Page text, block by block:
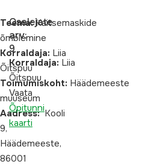
Teema:Kaitsemaskide
õmblemine
Korraldaja: Liia
Õitspuu
Toimumiskoht: Häädemeeste
muuseum
Aadress:Kooli
9,
Häädemeeste,
86001
Osalejate
arv:
9
Korraldaja: Liia
Õitspuu
Vaata
Õpitunni
kaarti